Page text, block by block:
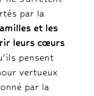
par la
et les
leurs cœurs
pensent
vertueux
par la